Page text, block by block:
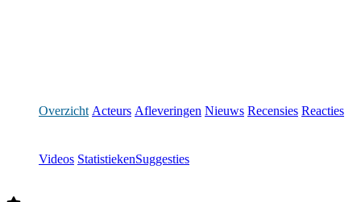
Overzicht Acteurs Afleveringen Nieuws Recensies Reacties
Videos StatistiekenSuggesties